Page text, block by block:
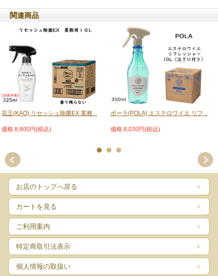
関連商品
花王(KAO) リセッシュ除菌EX 業務...
価格:8,800円(税込)
ポーラ(POLA) エステロワイエ リフ...
価格:8,030円(税込)
お店のトップへ戻る
カートを見る
ご利用案内
特定商取引法表示
個人情報の取扱い